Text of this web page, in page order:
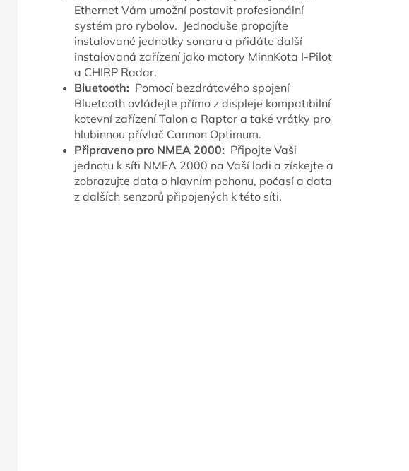
Ethernet Vám umožní postavit profesionální
systém pro rybolov. Jednoduše propojíte
instalované jednotky sonaru a přidáte další
instalovaná zařízení jako motory MinnKota I-Pilot
a CHIRP Radar.
Bluetooth: Pomocí bezdrátového spojení
Bluetooth ovládejte přímo z displeje kompatibilní
kotevní zařízení Talon a Raptor a také vrátky pro
hlubinnou přívlač Cannon Optimum.
Připraveno pro NMEA 2000: Připojte Vaši
jednotu k síti NMEA 2000 na Vaší lodi a získejte a
zobrazujte data o hlavním pohonu, počasí a data
z dalších senzorů připojených k této síti.